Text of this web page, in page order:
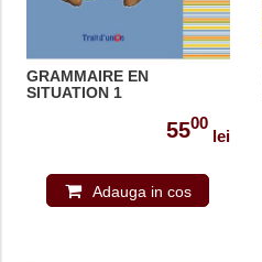
GRAMMAIRE EN
SITUATION 1
5500
lei
Adauga in cos